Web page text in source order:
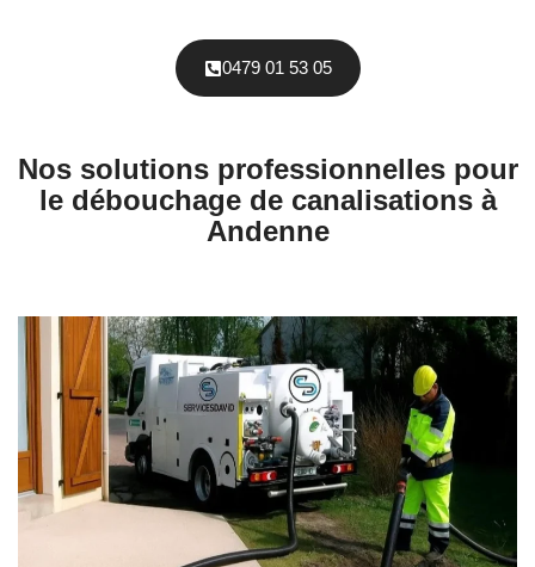
0479 01 53 05
Nos solutions professionnelles pour
le débouchage de canalisations à
Andenne